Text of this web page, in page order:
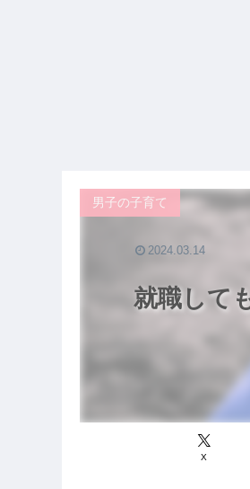
就職して
男子の子育て
X
2024.03.14